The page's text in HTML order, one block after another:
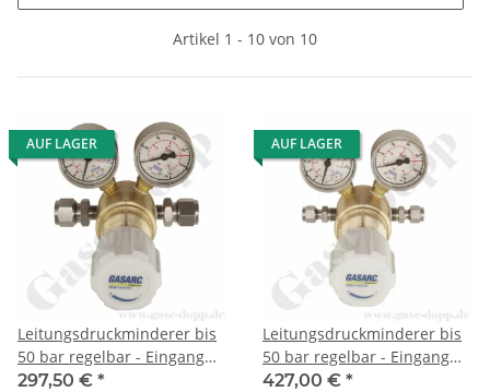
Artikel 1 - 10 von 10
AUF LAGER
Leitungsdruckminderer bis
50 bar regelbar - Eingang
max. 60 bar Rechts - 1-stufig
297,50 € *
AUF LAGER
Leitungsdruckminderer bis
50 bar regelbar - Eingang
max. 60 bar Rechts - 1-stufig
427,00 € *